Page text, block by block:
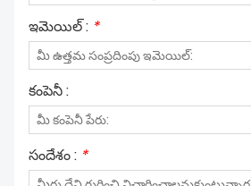
ఇమెయిల్ : *
కంపెనీ :
సందేశం : *